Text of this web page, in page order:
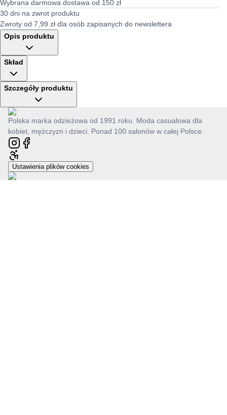
Wybrana darmowa dostawa od 150 zł
30 dni na zwrot produktu
Zwroty od 7,99 zł dla osób zapisanych do newslettera
Opis produktu
Skład
Szczegóły produktu
Polska marka odzieżowa od 1991 roku. Moda casualowa dla
kobiet, mężczyzn i dzieci. Ponad 100 salonów w całej Polsce.
Ustawienia plików cookies